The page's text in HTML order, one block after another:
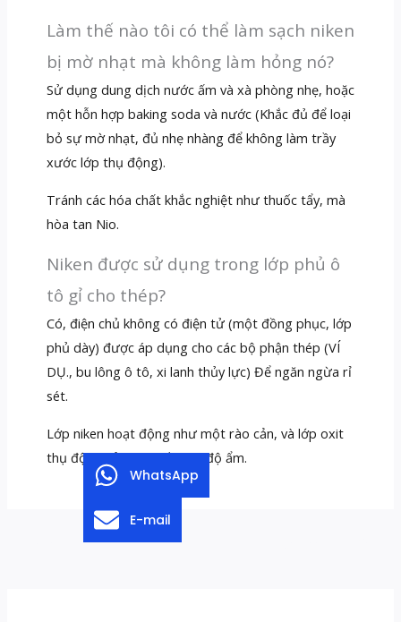
Làm thế nào tôi có thể làm sạch niken
bị mờ nhạt mà không làm hỏng nó?
Sử dụng dung dịch nước ấm và xà phòng nhẹ, hoặc
một hỗn hợp baking soda và nước (Khắc đủ để loại
bỏ sự mờ nhạt, đủ nhẹ nhàng để không làm trầy
xước lớp thụ động).
Tránh các hóa chất khắc nghiệt như thuốc tẩy, mà
hòa tan Nio.
Niken được sử dụng trong lớp phủ ô
tô gỉ cho thép?
Có, điện chủ không có điện tử (một đồng phục, lớp
phủ dày) được áp dụng cho các bộ phận thép (VÍ
DỤ., bu lông ô tô, xi lanh thủy lực) Để ngăn ngừa rỉ
sét.
Lớp niken hoạt động như một rào cản, và lớp oxit
thụ động của nó chống lại độ ẩm.
Trước Bưu kiện
WhatsApp
E-mail